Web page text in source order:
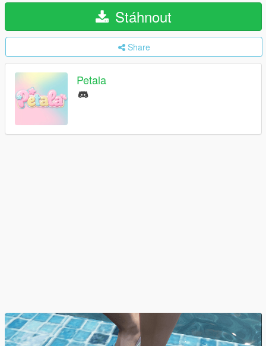
Stáhnout
Share
Petala